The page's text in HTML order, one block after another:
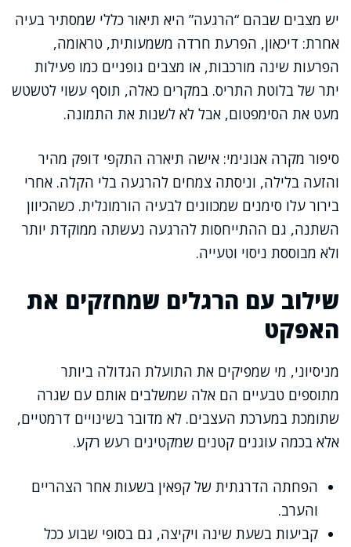
יש מצבים שבהם “הרגעה” היא תיאור כללי שמסתיר בעיה
אחרת: דיכאון, הפרעת חרדה משמעותית, טראומה,
הפרעות שינה מורכבות, או מצבים גופניים כמו פעילות
יתר של בלוטת התריס. במקרים כאלה, תוסף עשוי לטשטש
מעט את הסימפטום, אבל לא לשנות את התמונה.
סיפור מקרה אנונימי: אישה תיארה התקפי דופק מהיר
והזעה בלילה, וניסתה צמחים להרגעה בלי הקלה. אחרי
בירור עלו סימנים שמכוונים לבעיה הורמונלית. כשהכיוון
השתנה, גם ההתייחסות להרגעה נעשתה ממוקדת יותר
ולא מבוססת ניסוי וטעייה.
שילוב עם הרגלים שמחזקים את
האפקט
מניסיוני, מי שמפיקים את התועלת הגדולה ביותר
מתוספים טבעיים הם אלה שמשלבים אותם עם שגרה
שתומכת במערכת העצבים. לא מדובר בשינויים דרמטיים,
אלא בכמה עוגנים קטנים שמקטינים רעש רקע.
הפחתה הדרגתית של קפאין בשעות אחר הצהריים
והערב.
קביעות בשעת שינה ויקיצה, גם בסופי שבוע ככל